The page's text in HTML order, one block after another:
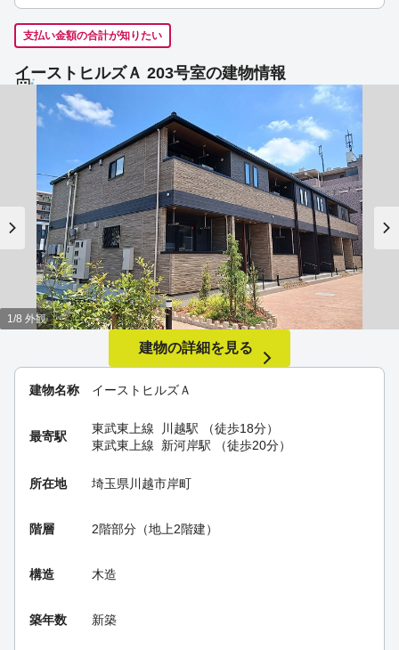
支払い金額の合計が知りたい
イーストヒルズＡ 203号室の建物情報
建物名称 イーストヒルズＡ
最寄駅
東武東上線 川越駅 （徒歩18分）
東武東上線
新河岸駅 （徒歩20分）
所在地 埼玉県川越市岸町
階層 2階部分（地上2階建）
構造 木造
築年数 新築
1/8 外観
建物の詳細を見る